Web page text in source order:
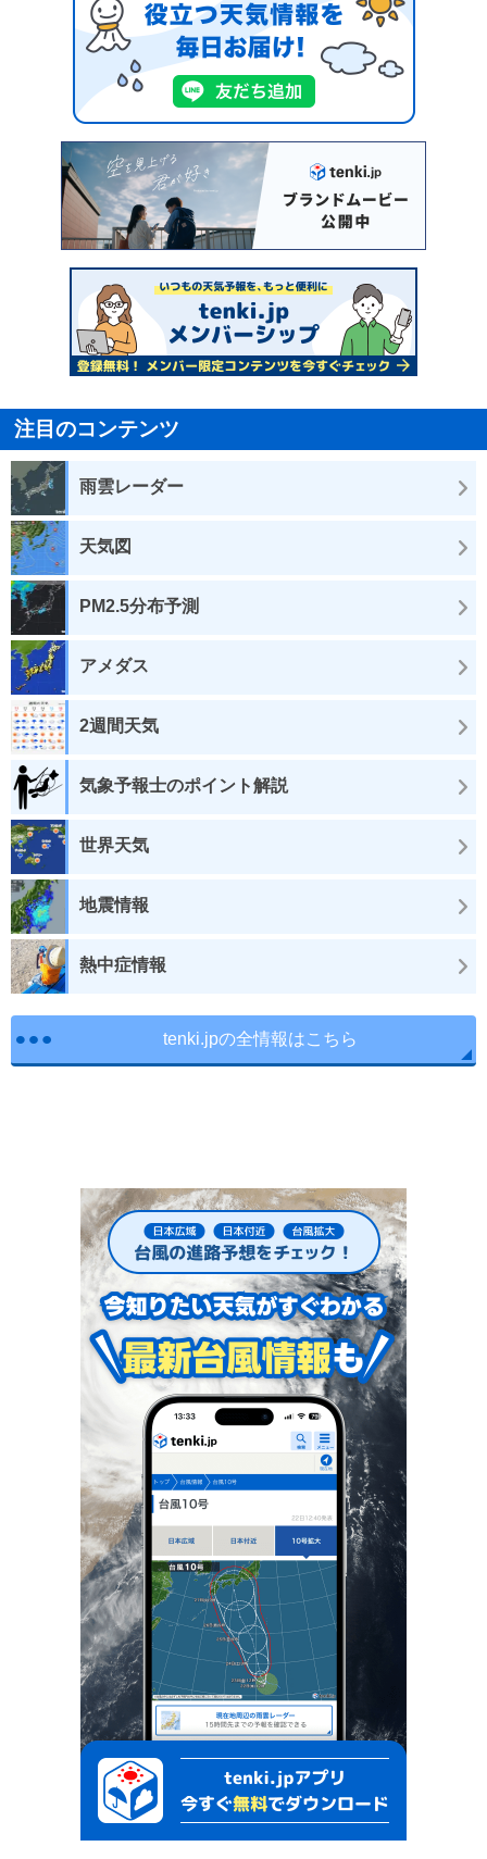
注目のコンテンツ
雨雲レーダー
天気図
PM2.5分布予測
アメダス
2週間天気
気象予報士のポイント解説
世界天気
地震情報
熱中症情報
tenki.jpの全情報はこちら